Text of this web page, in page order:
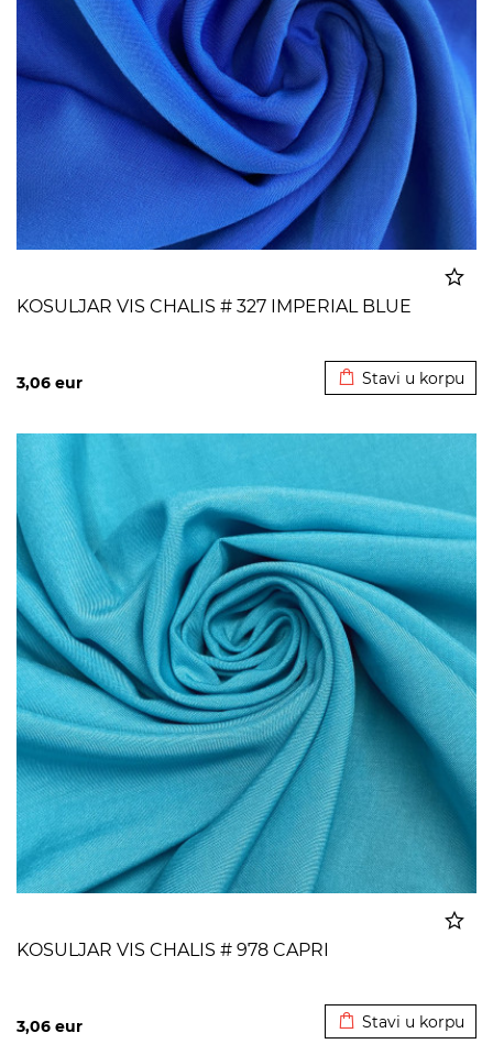
KOSULJAR VIS CHALIS # 327 IMPERIAL BLUE
3,06 eur Stavi u korpu
KOSULJAR VIS CHALIS # 978 CAPRI
3,06 eur Stavi u korpu